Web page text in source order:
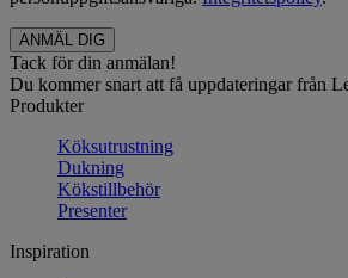
Tack för din anmälan!
Du kommer snart att få uppdateringar från
Produkter
Köksutrustning
Dukning
Kökstillbehör
Presenter
Inspiration